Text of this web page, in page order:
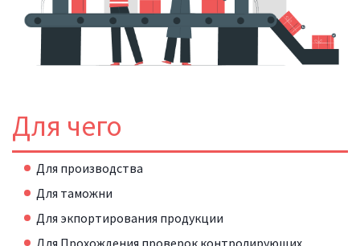
Для чего
Для производства
Для таможни
Для экпортирования продукции